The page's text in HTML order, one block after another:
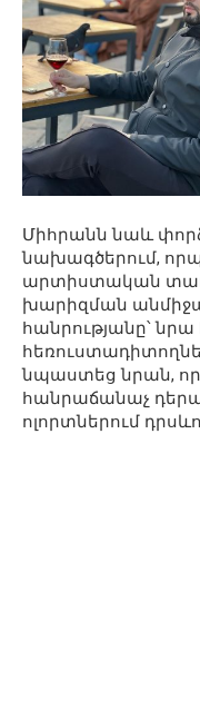
Միհրանն նաև
նախագծերում,
արտիստական
խարիզման
հանրությանը՝ նրա
նպաստեց նրան, որ
հանրաճանաչ
ոլորտներում